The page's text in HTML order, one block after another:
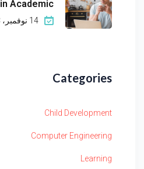
in Academic
14 نوفمبر، 2023
Categories
Child Development
Computer Engineering
Learning